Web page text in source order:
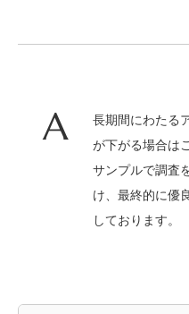
長期間にわたる
が下がる場合は
サンプルで調査
け、最終的に優
しております。